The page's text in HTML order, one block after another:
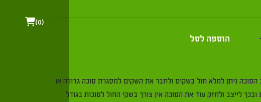
0
הוספה לסל
הסוכה ניתן למלא חול בשקים ולחבר את השקים למסגרת סוכה גדולה או
לייצב ולחזק עוד את הסוכה אין צורך בשקי החול לסוכות בגודל